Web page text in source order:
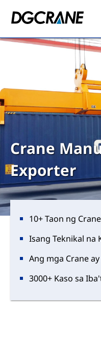
Crane
Exporter
10+ Taon ng
Isang Teknikal na
Ang mga Crane
3000+ Kaso sa